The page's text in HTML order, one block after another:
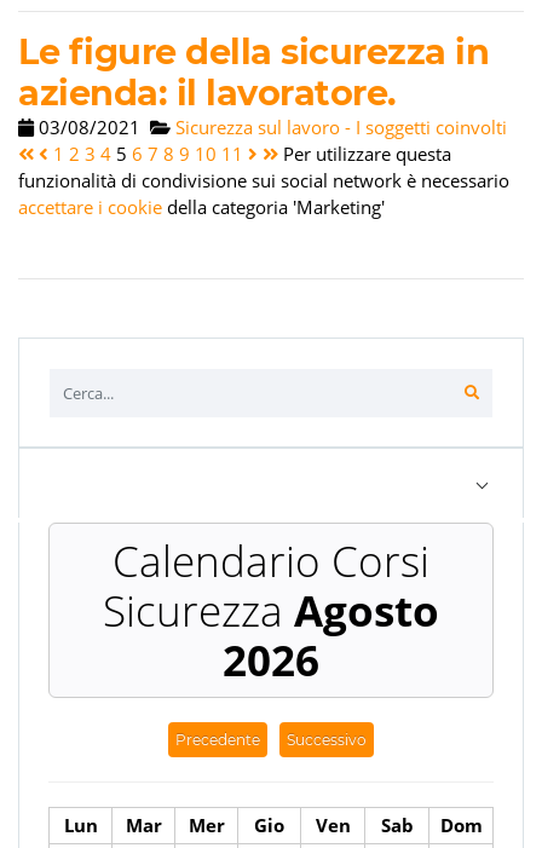
Le figure della sicurezza in
azienda: il lavoratore.
03/08/2021
Sicurezza sul lavoro - I soggetti coinvolti
1 2 3 4 5 6 7 8 9 10 11
Per utilizzare questa
funzionalità di condivisione sui social network è necessario
accettare i cookie della categoria 'Marketing'
Agosto
2026
Precedente Successivo
Lun Mar Mer Gio Ven Sab
Dom